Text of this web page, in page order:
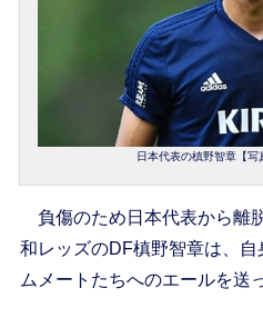
日本代表の槙野智章【写
負傷のため日本代表から離
和レッズのDF槙野智章は、
ムメートたちへのエールを送